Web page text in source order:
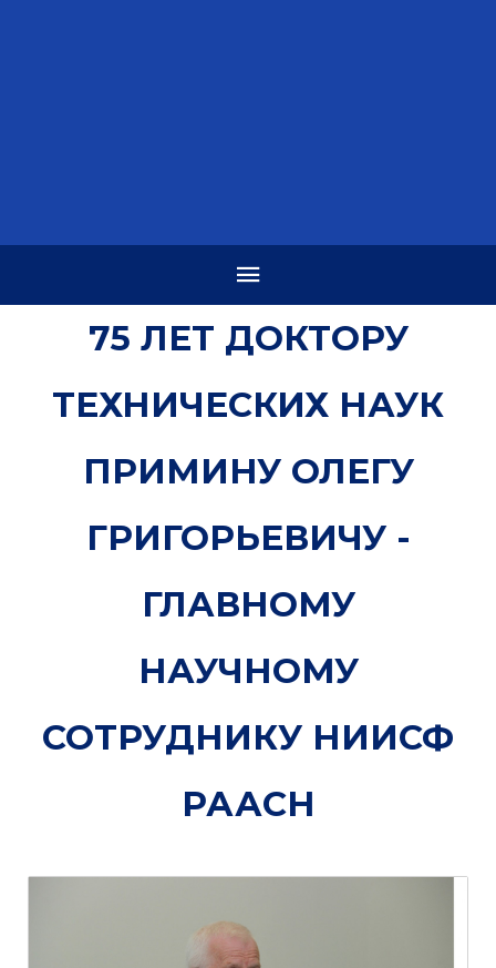
75 ЛЕТ ДОКТОРУ
ТЕХНИЧЕСКИХ НАУК
ПРИМИНУ ОЛЕГУ
ГРИГОРЬЕВИЧУ -
ГЛАВНОМУ
НАУЧНОМУ
СОТРУДНИКУ НИИСФ
РААСН